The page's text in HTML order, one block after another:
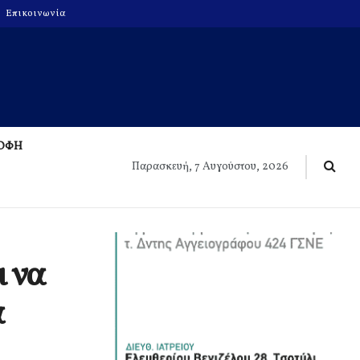
Επικοινωνία
Παρασκευή, 7 Αυγούστου, 2026
να